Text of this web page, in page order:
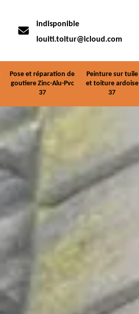
indisponible
louiti.toitur@icloud.com
Pose et réparation de
goutiere Zinc-Alu-Pvc
37
Peinture sur tuile
et toiture ardoise
37